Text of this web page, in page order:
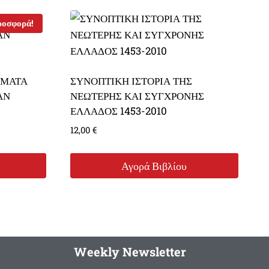
ΣΥΝΟΠΤΙΚΗ ΙΣΤΟΡΙΑ ΤΗΣ
ΝΕΩΤΕΡΗΣ ΚΑΙ ΣΥΓΧΡΟΝΗΣ
ΕΛΛΑΔΟΣ 1453-2010
12,00 €
Αγορά Βιβλίου
Weekly Newsletter